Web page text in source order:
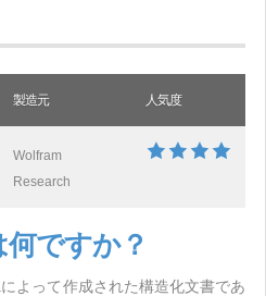
製造元 人気度
Wolfram
Research
ですか？
よって作成された構造化文書であ